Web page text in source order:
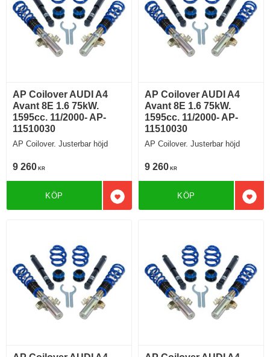
AP Coilover AUDI A4
Avant 8E 1.6 75kW.
1595cc. 11/2000- AP-
11510030
AP Coilover. Justerbar höjd
9 260 KR
Lägg till i favoriter
KÖP
AP Coilover AUDI A4
Avant 8E 1.6 75kW.
1595cc. 11/2000- AP-
11510030
AP Coilover. Justerbar höjd
9 260 KR
KÖP